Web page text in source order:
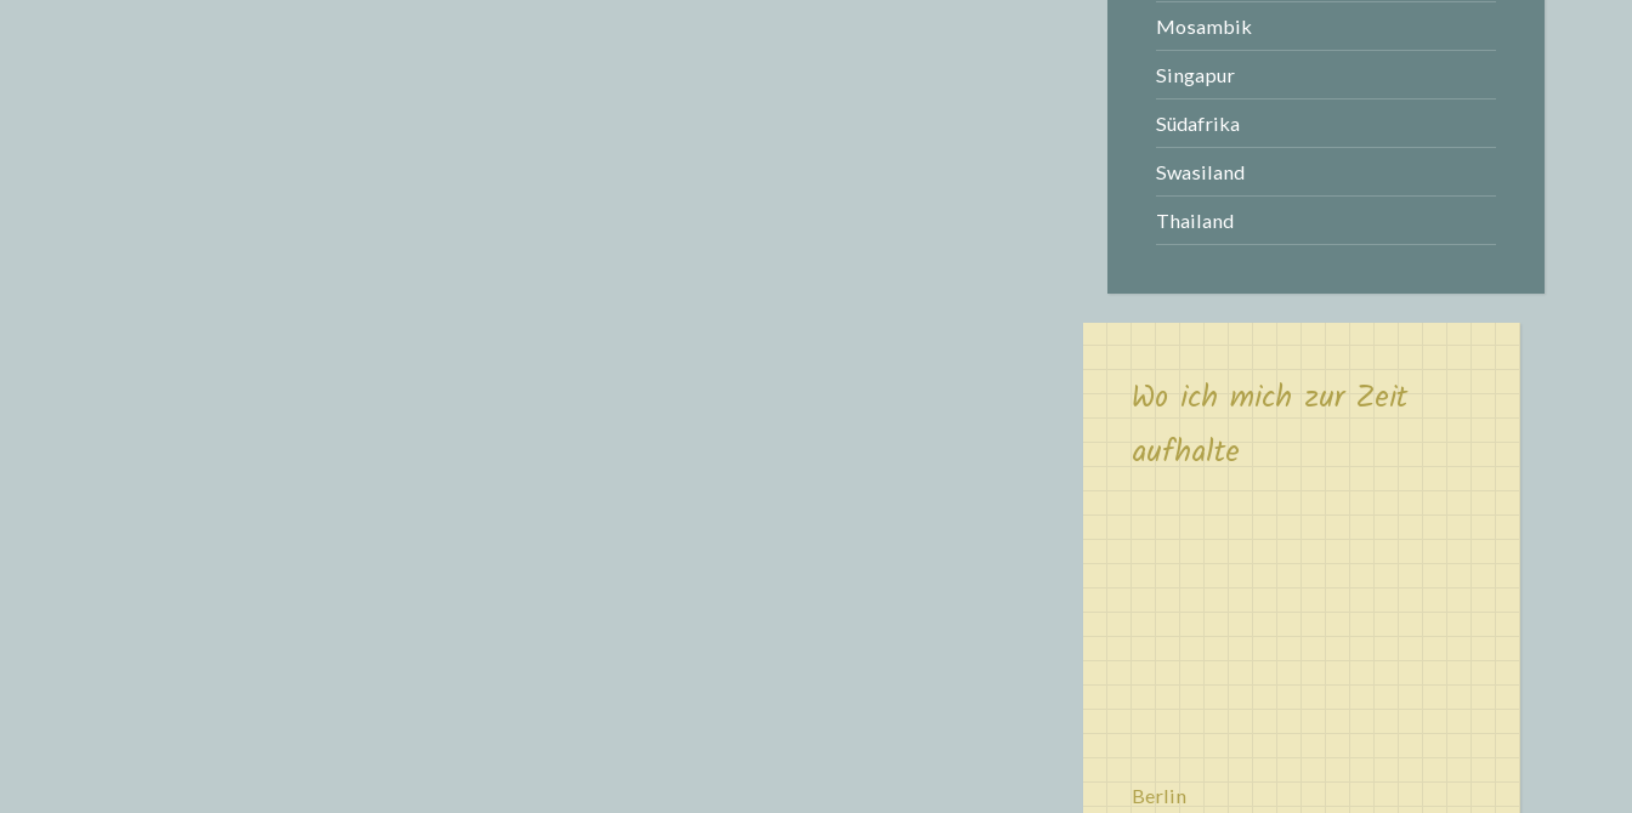
Mosambik
Singapur
Südafrika
Swasiland
Thailand
Wo ich mich zur Zeit
aufhalte
Berlin